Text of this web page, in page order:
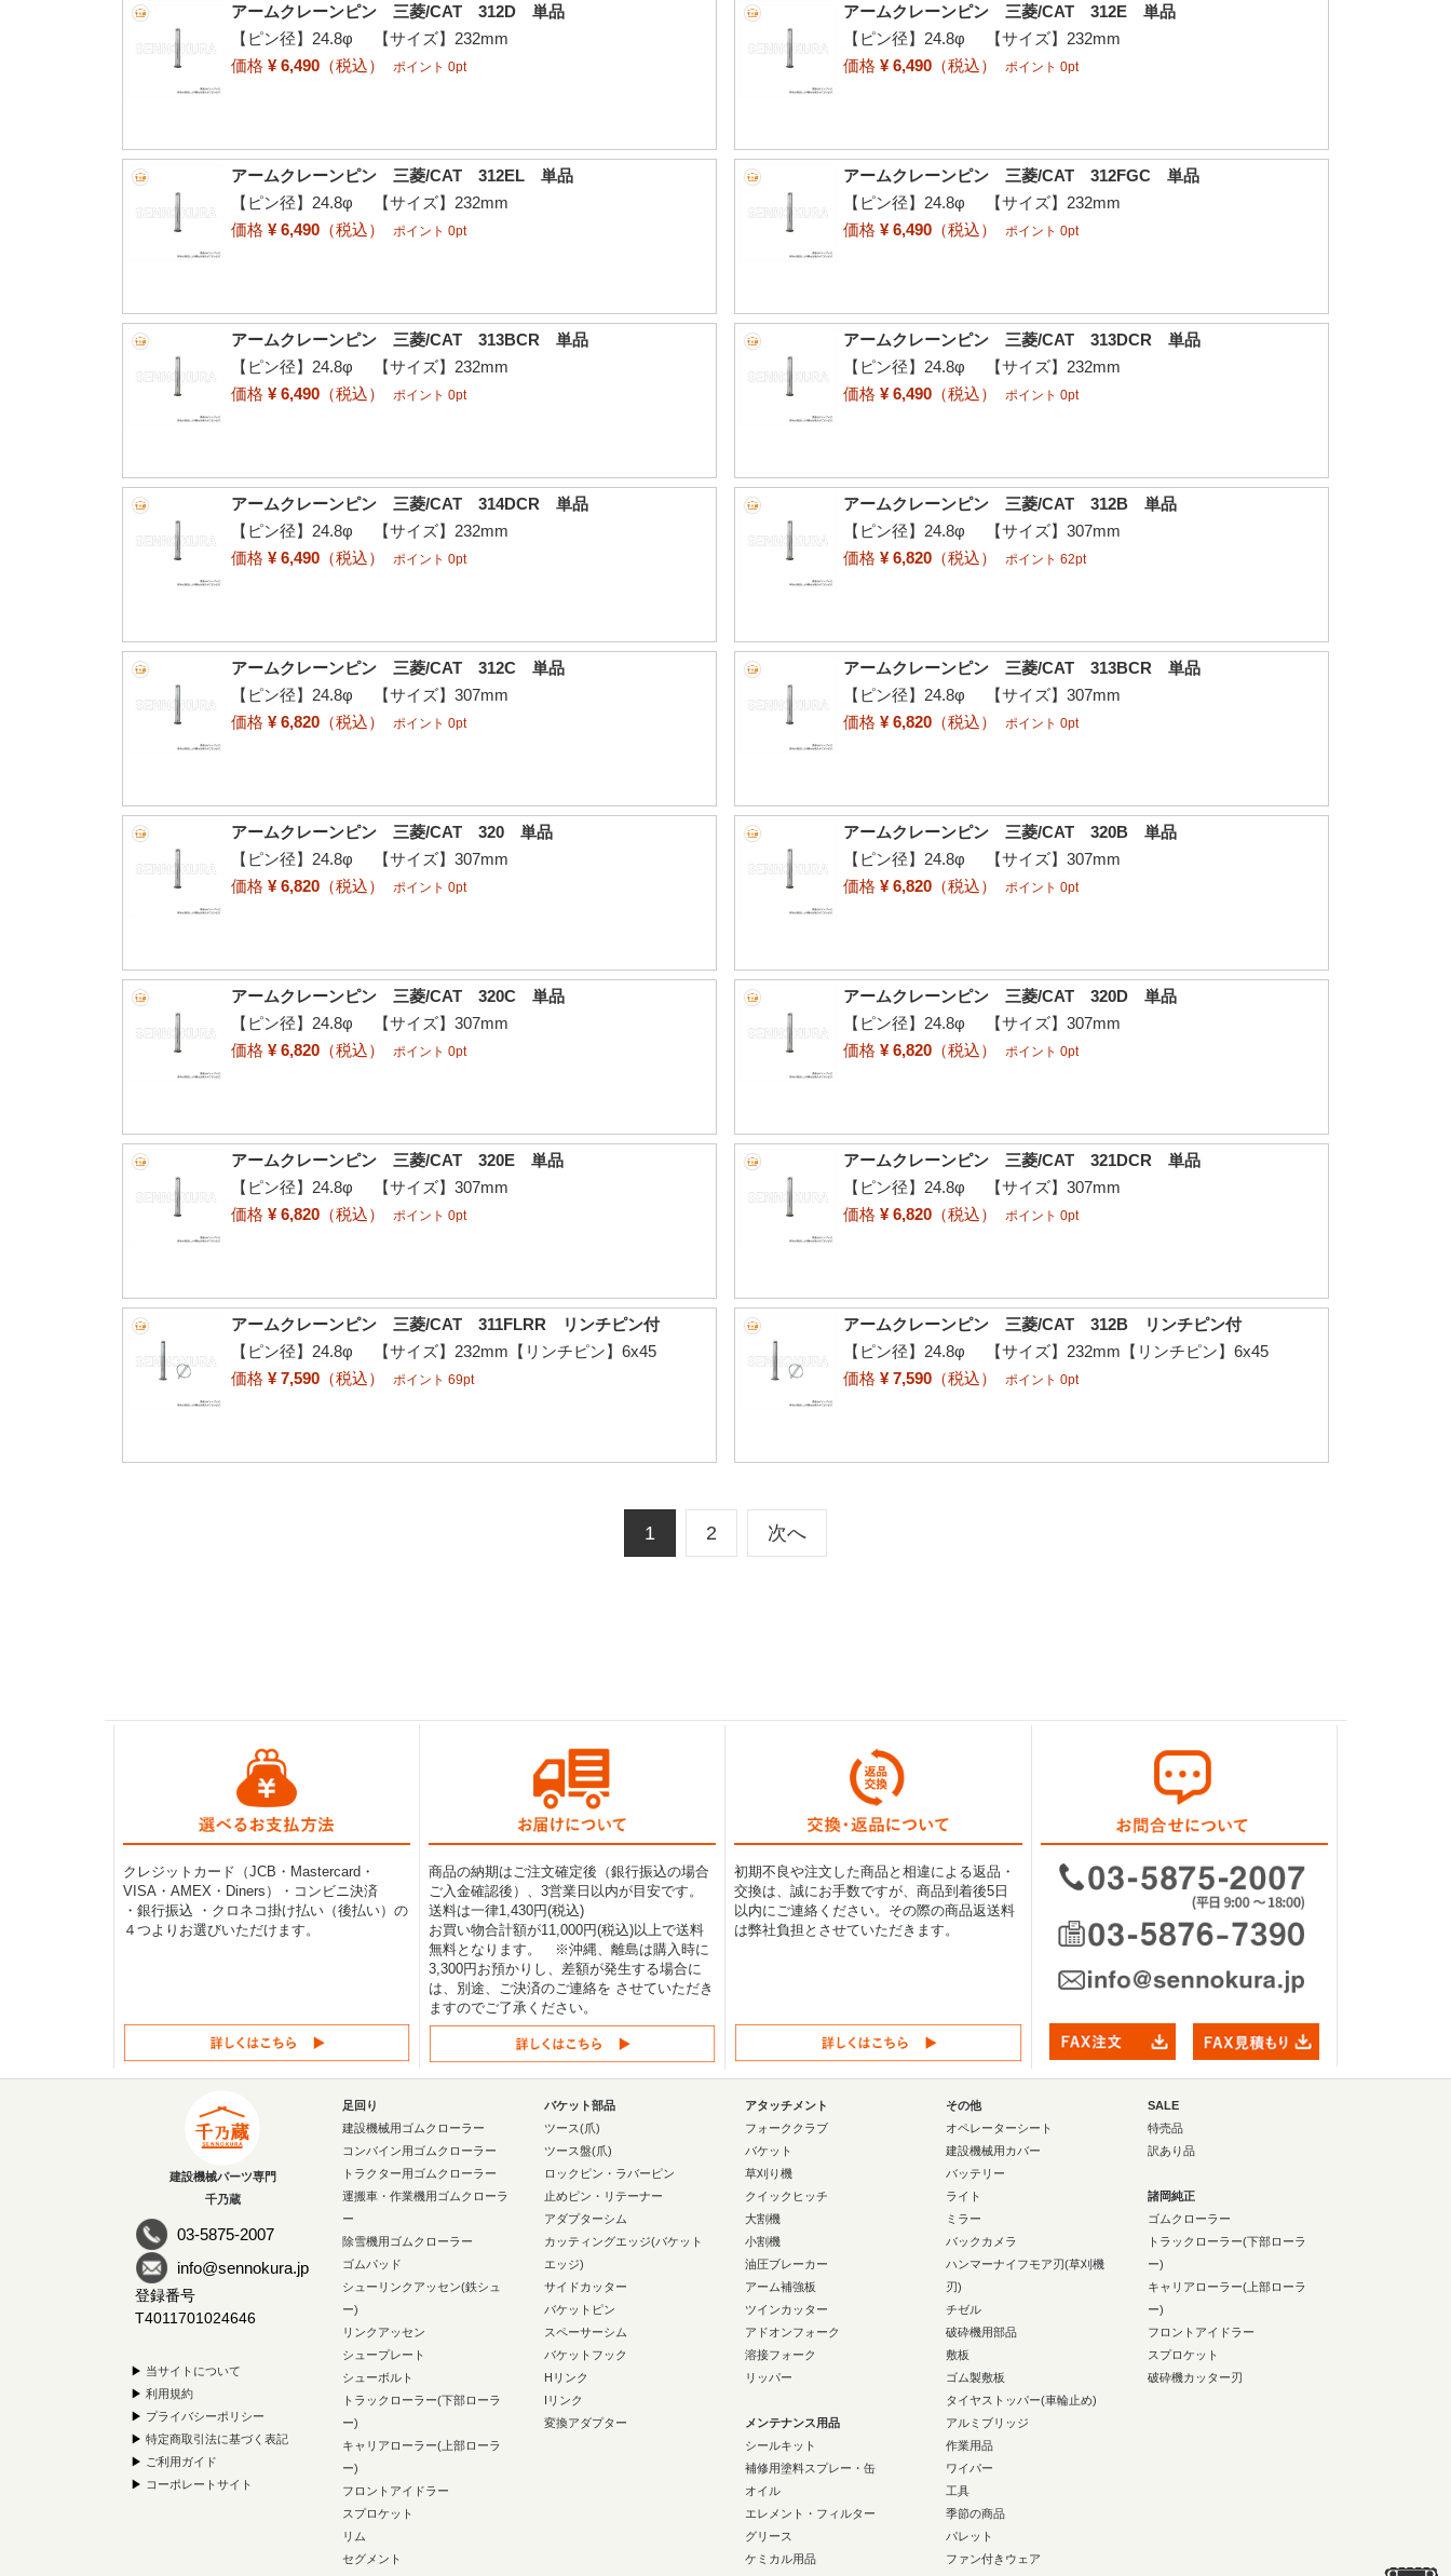
アームクレーンピン 三菱/CAT 312D 単品
【ピン径】24.8φ 【サイズ】232mm
価格 ¥ 6,490 （税込） ポイント 0pt
アームクレーンピン 三菱/CAT 312E 単品
【ピン径】24.8φ 【サイズ】232mm
価格 ¥ 6,490 （税込） ポイント 0pt
アームクレーンピン 三菱/CAT 312EL 単品
【ピン径】24.8φ 【サイズ】232mm
価格 ¥ 6,490 （税込） ポイント 0pt
アームクレーンピン 三菱/CAT 312FGC 単品
【ピン径】24.8φ 【サイズ】232mm
価格 ¥ 6,490 （税込） ポイント 0pt
アームクレーンピン 三菱/CAT 313BCR 単品
【ピン径】24.8φ 【サイズ】232mm
価格 ¥ 6,490 （税込） ポイント 0pt
アームクレーンピン 三菱/CAT 313DCR 単品
【ピン径】24.8φ 【サイズ】232mm
価格 ¥ 6,490 （税込） ポイント 0pt
アームクレーンピン 三菱/CAT 314DCR 単品
【ピン径】24.8φ 【サイズ】232mm
価格 ¥ 6,490 （税込） ポイント 0pt
アームクレーンピン 三菱/CAT 312B 単品
【ピン径】24.8φ 【サイズ】307mm
価格 ¥ 6,820 （税込） ポイント 62pt
アームクレーンピン 三菱/CAT 312C 単品
【ピン径】24.8φ 【サイズ】307mm
価格 ¥ 6,820 （税込） ポイント 0pt
アームクレーンピン 三菱/CAT 313BCR 単品
【ピン径】24.8φ 【サイズ】307mm
価格 ¥ 6,820 （税込） ポイント 0pt
アームクレーンピン 三菱/CAT 320 単品
【ピン径】24.8φ 【サイズ】307mm
価格 ¥ 6,820 （税込） ポイント 0pt
アームクレーンピン 三菱/CAT 320B 単品
【ピン径】24.8φ 【サイズ】307mm
価格 ¥ 6,820 （税込） ポイント 0pt
アームクレーンピン 三菱/CAT 320C 単品
【ピン径】24.8φ 【サイズ】307mm
価格 ¥ 6,820 （税込） ポイント 0pt
アームクレーンピン 三菱/CAT 320D 単品
【ピン径】24.8φ 【サイズ】307mm
価格 ¥ 6,820 （税込） ポイント 0pt
アームクレーンピン 三菱/CAT 320E 単品
【ピン径】24.8φ 【サイズ】307mm
価格 ¥ 6,820 （税込） ポイント 0pt
アームクレーンピン 三菱/CAT 321DCR 単品
【ピン径】24.8φ 【サイズ】307mm
価格 ¥ 6,820 （税込） ポイント 0pt
アームクレーンピン 三菱/CAT 311FLRR リンチピン付
【ピン径】24.8φ 【サイズ】232mm【リンチピン】6x45
価格 ¥ 7,590 （税込） ポイント 69pt
アームクレーンピン 三菱/CAT 312B リンチピン付
【ピン径】24.8φ 【サイズ】232mm【リンチピン】6x45
価格 ¥ 7,590 （税込） ポイント 0pt
1 2 次へ
クレジットカード（JCB・Mastercard・
VISA・AMEX・Diners）・コンビニ決済
・銀行振込 ・クロネコ掛け払い（後払い）の
４つよりお選びいただけます。
商品の納期はご注文確定後（銀行振込の場合
ご入金確認後）、3営業日以内が目安です。
送料は一律1,430円(税込)
お買い物合計額が11,000円(税込)以上で送料
無料となります。 ※沖縄、離島は購入時に
3,300円お預かりし、差額が発生する場合に
は、別途、ご決済のご連絡を させていただき
ますのでご了承ください。
初期不良や注文した商品と相違による返品・
交換は、誠にお手数ですが、商品到着後5日
以内にご連絡ください。その際の商品返送料
は弊社負担とさせていただきます。
建設機械パーツ専門
千乃蔵
03-5875-2007
info@sennokura.jp
登録番号
T4011701024646
▶ 当サイトについて
▶ 利用規約
▶ プライバシーポリシー
▶ 特定商取引法に基づく表記
▶ ご利用ガイド
▶ コーポレートサイト
足回り
建設機械用ゴムクローラー
コンバイン用ゴムクローラー
トラクター用ゴムクローラー
運搬車・作業機用ゴムクローラ
ー
除雪機用ゴムクローラー
ゴムパッド
シューリンクアッセン(鉄シュ
ー)
リンクアッセン
シュープレート
シューボルト
トラックローラー(下部ローラ
ー)
キャリアローラー(上部ローラ
ー)
フロントアイドラー
スプロケット
リム
セグメント
バケット部品
ツース(爪)
ツース盤(爪)
ロックピン・ラバーピン
止めピン・リテーナー
アダプターシム
カッティングエッジ(バケット
エッジ)
サイドカッター
バケットピン
スペーサーシム
バケットフック
Hリンク
Iリンク
変換アダプター
アタッチメント
フォーククラブ
バケット
草刈り機
クイックヒッチ
大割機
小割機
油圧ブレーカー
アーム補強板
ツインカッター
アドオンフォーク
溶接フォーク
リッパー
メンテナンス用品
シールキット
補修用塗料スプレー・缶
オイル
エレメント・フィルター
グリース
ケミカル用品
その他
オペレーターシート
建設機械用カバー
バッテリー
ライト
ミラー
バックカメラ
ハンマーナイフモア刃(草刈機
刃)
チゼル
破砕機用部品
敷板
ゴム製敷板
タイヤストッパー(車輪止め)
アルミブリッジ
作業用品
ワイパー
工具
季節の商品
パレット
ファン付きウェア
SALE
特売品
訳あり品
諸岡純正
ゴムクローラー
トラックローラー(下部ローラ
ー)
キャリアローラー(上部ローラ
ー)
フロントアイドラー
スプロケット
破砕機カッター刃